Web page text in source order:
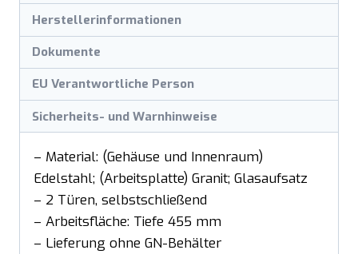
Herstellerinformationen
Dokumente
EU Verantwortliche Person
Sicherheits- und Warnhinweise
– Material: (Gehäuse und Innenraum)
Edelstahl; (Arbeitsplatte) Granit; Glasaufsatz
– 2 Türen, selbstschließend
– Arbeitsfläche: Tiefe 455 mm
– Lieferung ohne GN-Behälter